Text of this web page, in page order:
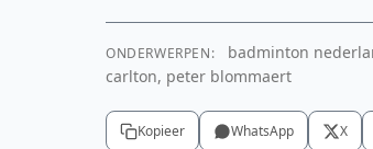
ONDERWERPEN:
badminton
carlton, peter blommaert
Kopieer WhatsApp X